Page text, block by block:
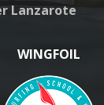
Lanzarote
WINGFOIL